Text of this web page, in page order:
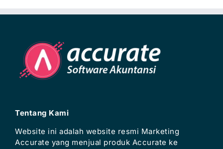
Tentang Kami
Website ini adalah website resmi Marketing
Accurate yang menjual produk Accurate ke